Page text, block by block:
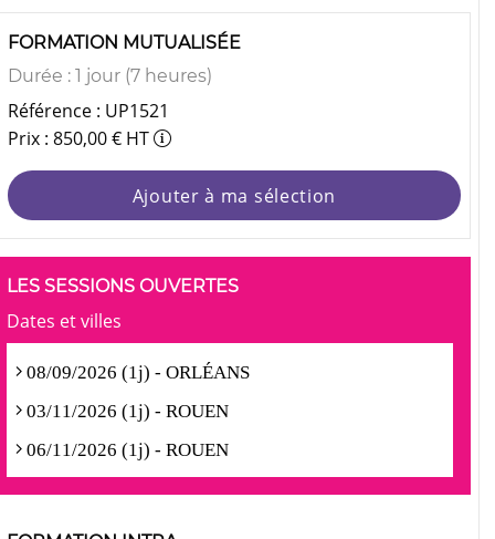
FORMATION MUTUALISÉE
Durée : 1 jour (7 heures)
Référence : UP1521
Prix : 850,00 € HT
Ajouter à ma sélection
LES SESSIONS OUVERTES
Dates et villes
08/09/2026 (1j) - ORLÉANS
03/11/2026 (1j) - ROUEN
06/11/2026 (1j) - ROUEN